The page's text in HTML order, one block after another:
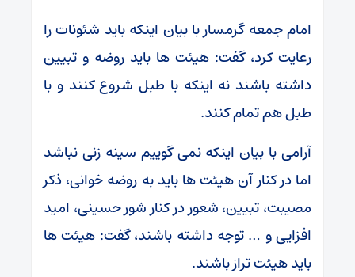
امام جمعه گرمسار با بیان اینکه باید شئونات را
رعایت کرد، گفت: هیئت ها باید روضه و تبیین
داشته باشند نه اینکه با طبل شروع کنند و با
طبل هم تمام کنند.
آرامی با بیان اینکه نمی گوییم سینه زنی نباشد
اما در کنار آن هیئت ها باید به روضه خوانی، ذکر
مصیبت، تبیین، شعور در کنار شور حسینی، امید
افزایی و … توجه داشته باشند، گفت: هیئت ها
باید هیئت تراز باشند.